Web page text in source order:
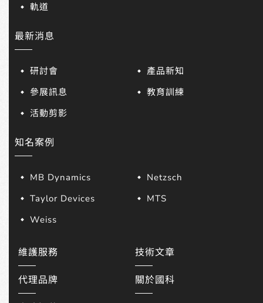
軌道
最新消息
研討會
產品新知
參展訊息
教育訓練
活動剪影
知名案例
MB Dynamics
Netzsch
Taylor Devices
MTS
Weiss
維護服務 技術文章
代理品牌 關於國科